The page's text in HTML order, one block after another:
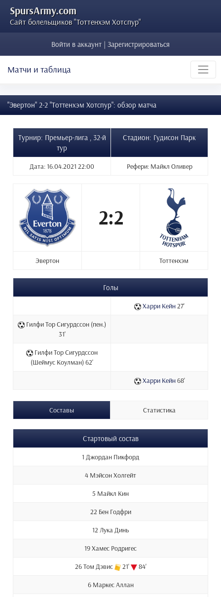
SpursArmy.com
Сайт болельщиков "Тоттенхэм Хотспур"
Войти в аккаунт | Зарегистрироваться
Матчи и таблица
"Эвертон" 2-2 "Тоттенхэм Хотспур": обзор матча
Турнир: Премьер-лига , 32-й
тур
Стадион: Гудисон Парк
Дата: 16.04.2021 22:00 Рефери: Майкл Оливер
2:2
Эвертон Тоттенхэм
Голы
Харри Кейн27'
Гилфи Тор Сигурдссон (пен.)
31'
Гилфи Тор Сигурдссон
(Шеймус Коулман) 62'
Харри Кейн68'
Составы Статистика
Стартовый состав
1 Джордан Пикфорд
4 Мэйсон Холгейт
5 Майкл Кин
22 Бен Годфри
12 Лука Динь
19 Хамес Родригес
26 Том Дэвис 21' 84'
6 Маркес Аллан